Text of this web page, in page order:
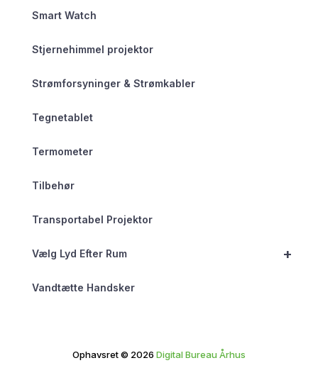
Smart Watch
Stjernehimmel projektor
Strømforsyninger & Strømkabler
Tegnetablet
Termometer
Tilbehør
Transportabel Projektor
+
Vælg Lyd Efter Rum
Vandtætte Handsker
Ophavsret © 2026 Digital Bureau Århus